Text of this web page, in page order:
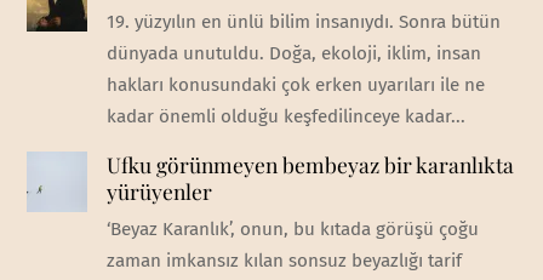
19. yüzyılın en ünlü bilim insanıydı. Sonra bütün
dünyada unutuldu. Doğa, ekoloji, iklim, insan
hakları konusundaki çok erken uyarıları ile ne
kadar önemli olduğu keşfedilinceye kadar...
Ufku görünmeyen bembeyaz bir karanlıkta
yürüyenler
‘Beyaz Karanlık’, onun, bu kıtada görüşü çoğu
zaman imkansız kılan sonsuz beyazlığı tarif